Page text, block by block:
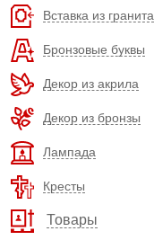
Вставка из гранита
Бронзовые буквы
Декор из акрила
Декор из бронзы
Лампада
Кресты
Товары